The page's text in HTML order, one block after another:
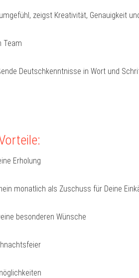
zeigst Kreativität, Genauigkeit
Team
Deutschkenntnisse in Wort und
Erholung
monatlich als Zuschuss für Deine
besonderen Wünsche